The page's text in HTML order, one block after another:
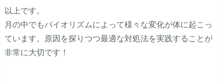
以上です。
月の中でもバイオリズムによって様々な変化が体に起こっ
ています。原因を探りつつ最適な対処法を実践することが
非常に大切です！